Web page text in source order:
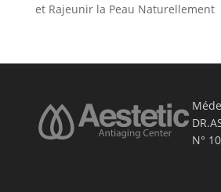
et Rajeunir la Peau Naturellement
N°